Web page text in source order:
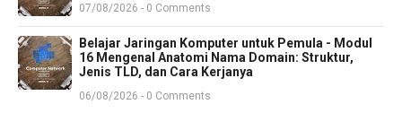
07/08/2026 - 0 Comments
Belajar Jaringan Komputer untuk Pemula - Modul
16 Mengenal Anatomi Nama Domain: Struktur,
Jenis TLD, dan Cara Kerjanya
06/08/2026 - 0 Comments